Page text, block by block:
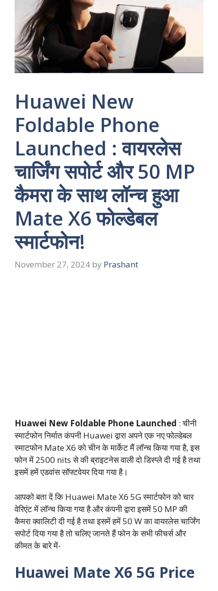
Huawei New
Foldable Phone
Launched : वायरलेस
चार्जिंग सपोर्ट और 50 MP
कैमरा के साथ लॉन्च हुआ
Mate X6 फोल्डेबल
स्मार्टफोन!
November 27, 2024 by Prashant
Huawei New Foldable Phone Launched : चीनी
स्मार्टफोन निर्मात कंपनी Huawei द्वारा अपने एक नए फोल्डेबल
स्माटफोन Mate X6 को चीन के मार्केट मैं लॉन्च किया गया है, इस
फोन में 2500 nits से की ब्राइटनेस वाली दो डिस्प्ले दी गई है तथा
इसमें हमें एडवांस सॉफ्टवेयर दिया गया है।
आपको बता दें कि Huawei Mate X6 5G स्मार्टफोन को चार
वेरिएंट में लॉन्च किया गया है और कंपनी द्वारा इसमें 50 MP की
कैमरा क्वालिटी दी गई है तथा इसमें हमें 50 W का वायरलेस चार्जिंग
सपोर्ट दिया गया है तो चलिए जानते हैं फोन के सभी फीचर्स और
कीमत के बारे में-
Huawei Mate X6 5G Price